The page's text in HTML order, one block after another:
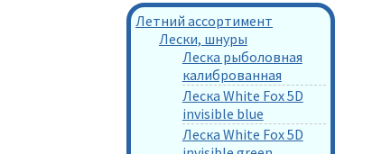
Летний ассортимент
Лески, шнуры
Леска рыболовная
калиброванная
Леска White Fox 5D
invisible blue
Леска White Fox 5D